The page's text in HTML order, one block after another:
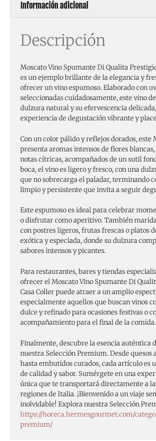
Información adicional
Descripción
Moscato Vino Spumante Di Qualita
es un ejemplo brillante de la elegancia y
ofrecer un vino espumoso. Elaborado con
seleccionadas cuidadosamente, este vino
dulzura natural y su efervescencia
experiencia de degustación vibrante y
Con un color pálido y reflejos dorados, este
presenta aromas intensos de flores
notas cítricas, acompañados de un sutil
boca, el vino es ligero y fresco, con una
que no sobrecarga el paladar, terminando
limpio y persistente que invita a seguir
Este espumoso es ideal para celebrar
o disfrutar como aperitivo. También
con postres ligeros, frutas frescas o platos
exótica y especiada, donde su dulzura
sabores intensos y picantes.
Para restaurantes, bares y tiendas
ofrecer el Moscato Vino Spumante Di
Casa Coller puede atraer a un amplio
especialmente aquellos que buscan vinos
dulce y refinado para ocasiones festivas o
acompañamiento para el final de la comida.
Finalmente, descubre la esencia auténtica
nuestra Selección Premium. Desde quesos
hasta embutidos curados, cada artículo es
de calidad y sabor. Sumérgete en una
única que te transportará directamente a
regiones de Italia. ¡Bienvenido a un viaje
inolvidable! Explora nuestra Selección
https://horeca.hermesgourmet.com/
premium/